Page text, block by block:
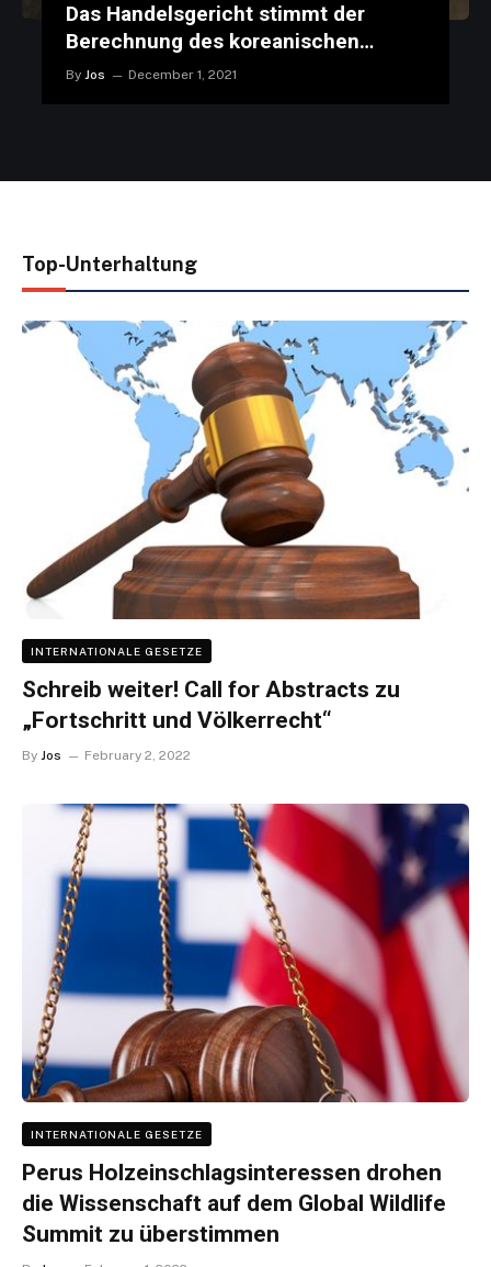
Das Handelsgericht stimmt der
Berechnung des koreanischen
Windturms von Commerce zu
By Jos December 1, 2021
Top-Unterhaltung
INTERNATIONALE GESETZE
Schreib weiter! Call for Abstracts zu
„Fortschritt und Völkerrecht“
By Jos February 2, 2022
INTERNATIONALE GESETZE
Perus Holzeinschlagsinteressen drohen
die Wissenschaft auf dem Global Wildlife
Summit zu überstimmen